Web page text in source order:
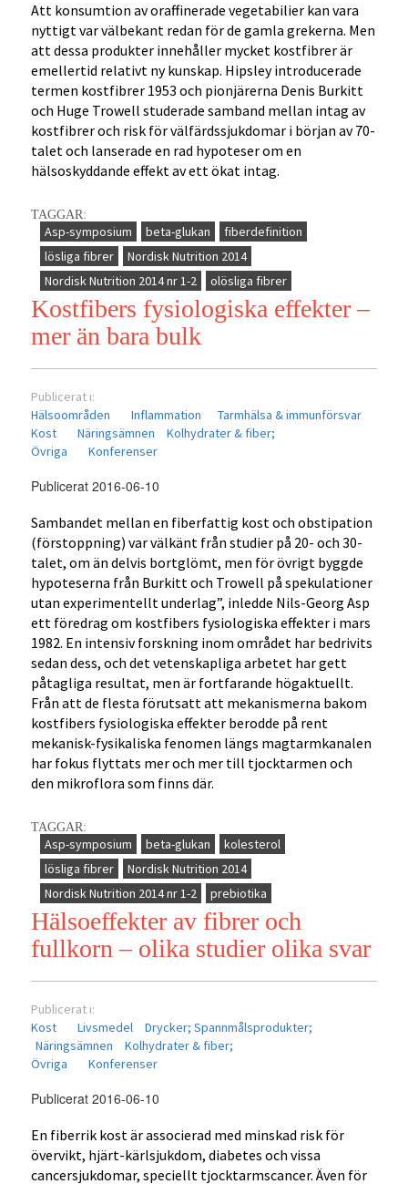
Att konsumtion av oraffinerade vegetabilier kan vara
nyttigt var välbekant redan för de gamla grekerna. Men
att dessa produkter innehåller mycket kostfibrer är
emellertid relativt ny kunskap. Hipsley introducerade
termen kostfibrer 1953 och pionjärerna Denis Burkitt
och Huge Trowell studerade samband mellan intag av
kostfibrer och risk för välfärdssjukdomar i början av 70-
talet och lanserade en rad hypoteser om en
hälsoskyddande effekt av ett ökat intag.
TAGGAR:
Asp-symposium beta-glukan
fiberdefinition
lösliga fibrer
Nordisk Nutrition 2014
Nordisk Nutrition 2014 nr 1-2
olösliga fibrer
Kostfibers fysiologiska effekter –
mer än bara bulk
Publicerat i:
Hälsoområden
Inflammation
Tarmhälsa & immunförsvar
Kost
Näringsämnen
Kolhydrater & fiber;
Övriga
Konferenser
Publicerat 2016-06-10
Sambandet mellan en fiberfattig kost och obstipation
(förstoppning) var välkänt från studier på 20- och 30-
talet, om än delvis bortglömt, men för övrigt byggde
hypoteserna från Burkitt och Trowell på spekulationer
utan experimentellt underlag”, inledde Nils-Georg Asp
ett föredrag om kostfibers fysiologiska effekter i mars
1982. En intensiv forskning inom området har bedrivits
sedan dess, och det vetenskapliga arbetet har gett
påtagliga resultat, men är fortfarande högaktuellt.
Från att de flesta förutsatt att mekanismerna bakom
kostfibers fysiologiska effekter berodde på rent
mekanisk-fysikaliska fenomen längs magtarmkanalen
har fokus flyttats mer och mer till tjocktarmen och
den mikroflora som finns där.
TAGGAR:
Asp-symposium beta-glukan
kolesterol
lösliga fibrer
Nordisk Nutrition 2014
Nordisk Nutrition 2014 nr 1-2
prebiotika
Hälsoeffekter av fibrer och
fullkorn – olika studier olika svar
Publicerat i:
Kost
Livsmedel Drycker;Spannmålsprodukter;
Näringsämnen
Kolhydrater & fiber;
Övriga
Konferenser
Publicerat 2016-06-10
En fiberrik kost är associerad med minskad risk för
övervikt, hjärt-kärlsjukdom, diabetes och vissa
cancersjukdomar, speciellt tjocktarmscancer. Även för